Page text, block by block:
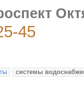
45
системы